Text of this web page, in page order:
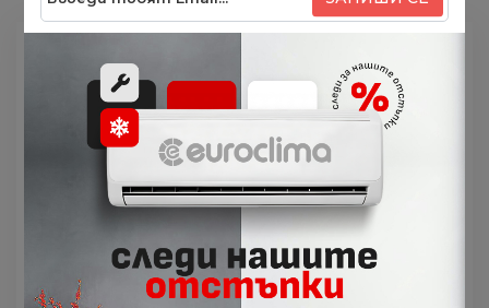
Текстилните панели са лесни за смяна -
отлепете единия и залепете другия.
Допълнителен панел цвятBluish Gray
, подходящ
за всички модели климатици от серията Haori на
Подходящ за модели вътрешни тела Haori:
RAS-B13N4KVRG-E
RAS-B16N4KVRG-E